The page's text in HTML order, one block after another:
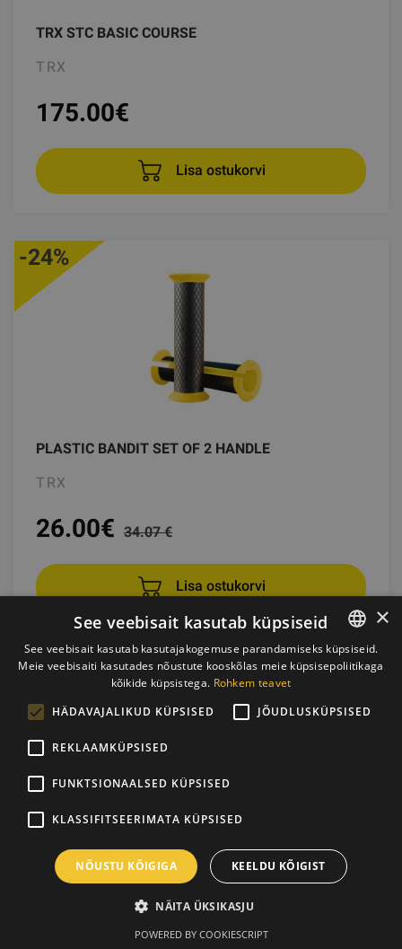
TRX STC BASIC COURSE
TRX
175.00€
Lisa ostukorvi
PLASTIC BANDIT SET OF 2 HANDLE
TRX
-24%
26.00€ 34.07 €
Lisa ostukorvi
TRX SUSPENSION TRAINING MAT, 182 X 60 CM
ESTONIAN
×
See veebisait kasutab küpsiseid
See veebisait kasutab kasutajakogemuse parandamiseks küpsiseid.
Meie veebisaiti kasutades nõustute kooskõlas meie küpsisepoliitikaga
kõikide küpsistega. Rohkem teavet
HÄDAVAJALIKUD KÜPSISED
JÕUDLUSKÜPSISED
REKLAAMKÜPSISED
FUNKTSIONAALSED KÜPSISED
KLASSIFITSEERIMATA KÜPSISED
NÕUSTU KÕIGIGA KEELDU KÕIGIST
NÄITA ÜKSIKASJU
POWERED BY COOKIESCRIPT